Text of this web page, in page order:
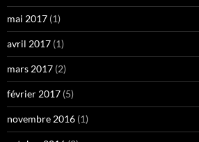
mai 2017 (1)
avril 2017 (1)
mars 2017 (2)
février 2017 (5)
novembre 2016 (1)